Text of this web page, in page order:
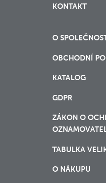
KONTAKT
O
OBCHODNÍ
KATALOG
GDPR
ZÁKON O
TABULKA
O NÁKUPU